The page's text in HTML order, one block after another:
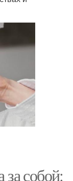
собой: